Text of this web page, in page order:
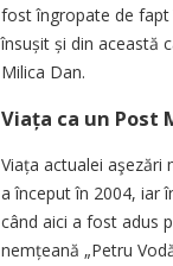
fost îngropate de fapt
însușit și din această
Milica Dan.
Viața ca un Post
Viața actualei aşezări
a început în 2004, iar
când aici a fost adus
nemțeană „Petru